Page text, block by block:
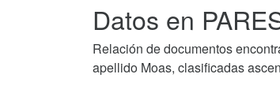
Datos en
Relación de documentos
apellido Moas, clasificadas